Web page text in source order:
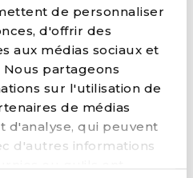
de personnaliser
d'offrir des
aux médias sociaux et
partageons
sur l'utilisation de
de médias
d'analyse, qui peuvent
d'autres informations
aux établissements
de milieux en
de disposer
et de budgets
pourra également
spécifiques pour
supplémentaires sont